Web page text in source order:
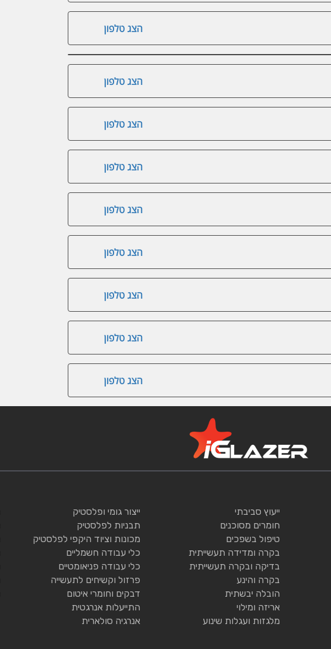
הצג טלפון
הצג טלפון
הצג טלפון
הצג טלפון
הצג טלפון
הצג טלפון
הצג טלפון
הצג טלפון
הצג טלפון
ייעוץ סביבתי
חומרים מסוכנים
טיפול בשפכים
בקרה ומדידה תעשייתית
בדיקה ובקרה תעשייתית
בקרה והינע
הובלה יבשתית
אריזה ומילוי
מלגזות ועגלות שינוע
ייצור גומי ופלסטיק
תבניות לפלסטיק
מכונות וציוד היקפי לפלסטיק
כלי עבודה חשמליים
כלי עבודה פניאומטיים
פרזול וקשיחים לתעשייה
דבקים וחומרי איטום
התייעלות אנרגטית
אנרגיה סולארית